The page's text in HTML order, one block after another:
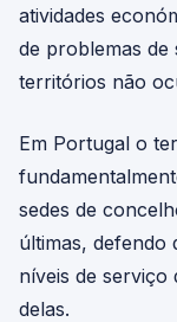
atividades
de problemas de
territórios não
Em Portugal o
sedes de
últimas, defendo
níveis de serviço
delas.